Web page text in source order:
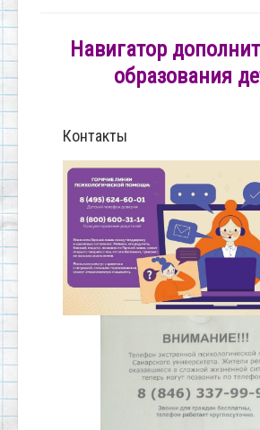
Навигатор
образования
Контакты